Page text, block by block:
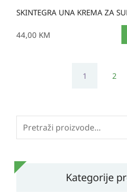
SKINTEGRA UNA KREMA ZA
44,00 KM
1 2
Pretraži:
Kategorije